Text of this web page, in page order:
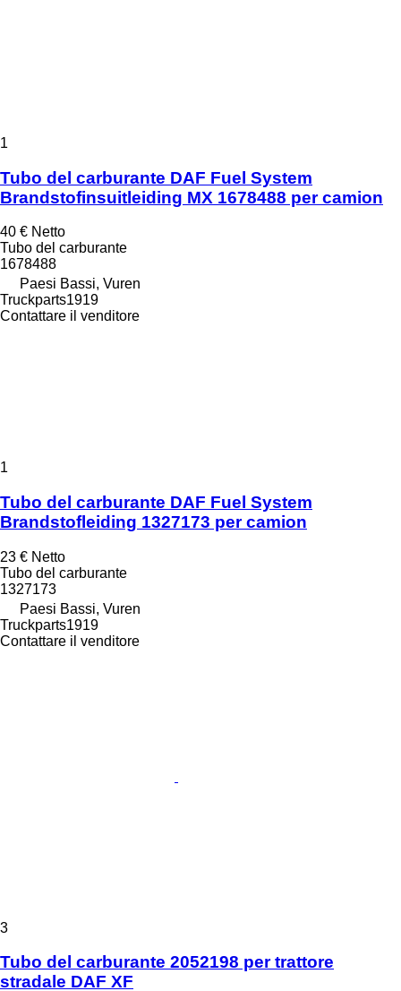
1
Tubo del carburante DAF Fuel System
Brandstofinsuitleiding MX 1678488 per camion
40 € Netto
Tubo del carburante
1678488
Paesi Bassi, Vuren
Truckparts1919
Contattare il venditore
1
Tubo del carburante DAF Fuel System
Brandstofleiding 1327173 per camion
23 € Netto
Tubo del carburante
1327173
Paesi Bassi, Vuren
Truckparts1919
Contattare il venditore
3
Tubo del carburante 2052198 per trattore
stradale DAF XF